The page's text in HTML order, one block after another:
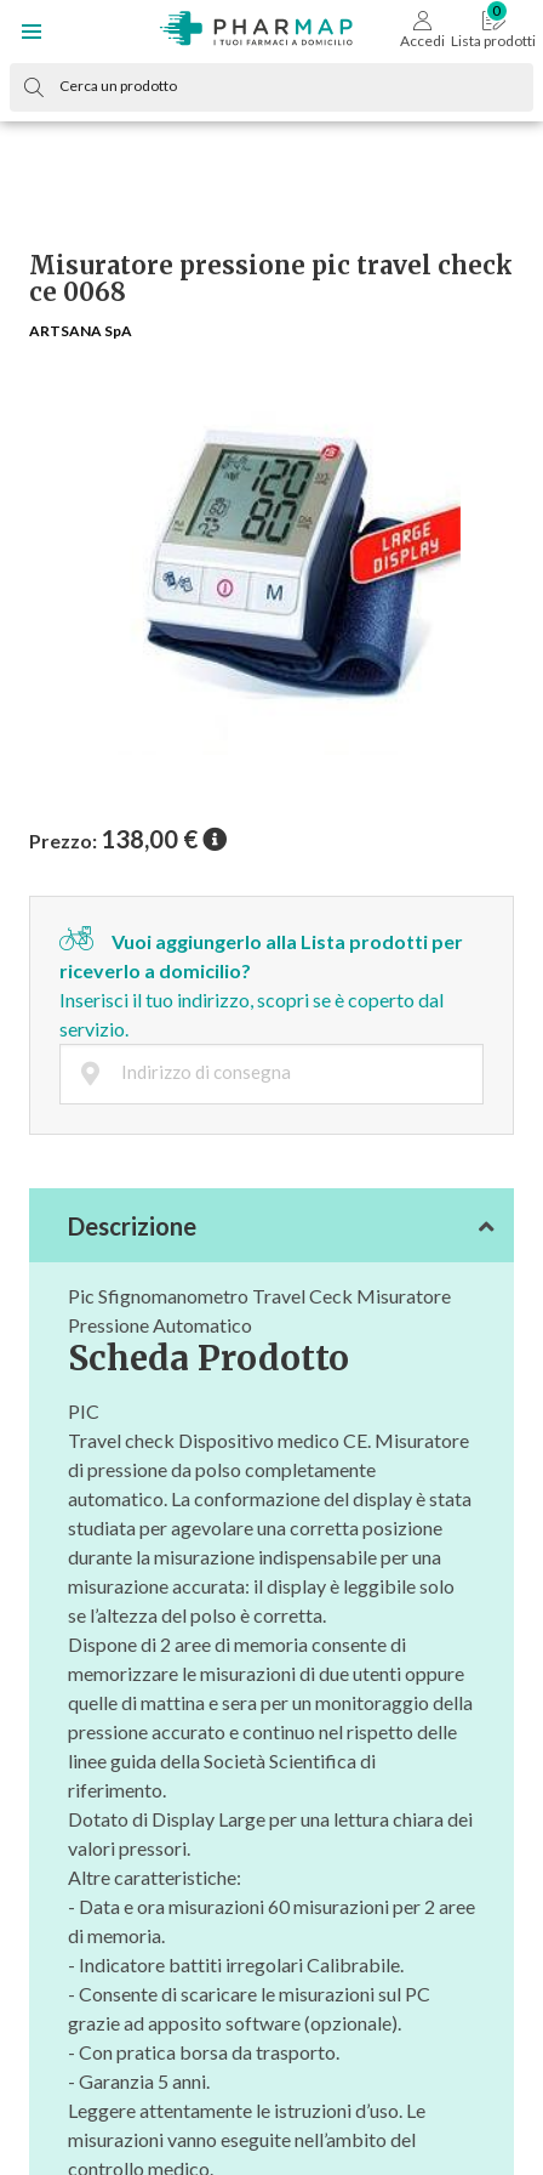
Accedi Lista prodotti
Misuratore pressione pic travel check
ce 0068
ARTSANA SpA
Prezzo: 138,00 €
Vuoi aggiungerlo alla Lista prodotti per
riceverlo a domicilio?
Inserisci il tuo indirizzo, scopri se è coperto dal
servizio.
Descrizione
Pic Sfignomanometro Travel Ceck Misuratore
Pressione Automatico
Scheda Prodotto
PIC
Travel check Dispositivo medico CE. Misuratore
di pressione da polso completamente
automatico. La conformazione del display è stata
studiata per agevolare una corretta posizione
durante la misurazione indispensabile per una
misurazione accurata: il display è leggibile solo
se l’altezza del polso è corretta.
Dispone di 2 aree di memoria consente di
memorizzare le misurazioni di due utenti oppure
quelle di mattina e sera per un monitoraggio della
pressione accurato e continuo nel rispetto delle
linee guida della Società Scientifica di
riferimento.
Dotato di Display Large per una lettura chiara dei
valori pressori.
Altre caratteristiche:
- Data e ora misurazioni 60 misurazioni per 2 aree
di memoria.
- Indicatore battiti irregolari Calibrabile.
- Consente di scaricare le misurazioni sul PC
grazie ad apposito software (opzionale).
- Con pratica borsa da trasporto.
- Garanzia 5 anni.
Leggere attentamente le istruzioni d’uso. Le
misurazioni vanno eseguite nell’ambito del
controllo medico.